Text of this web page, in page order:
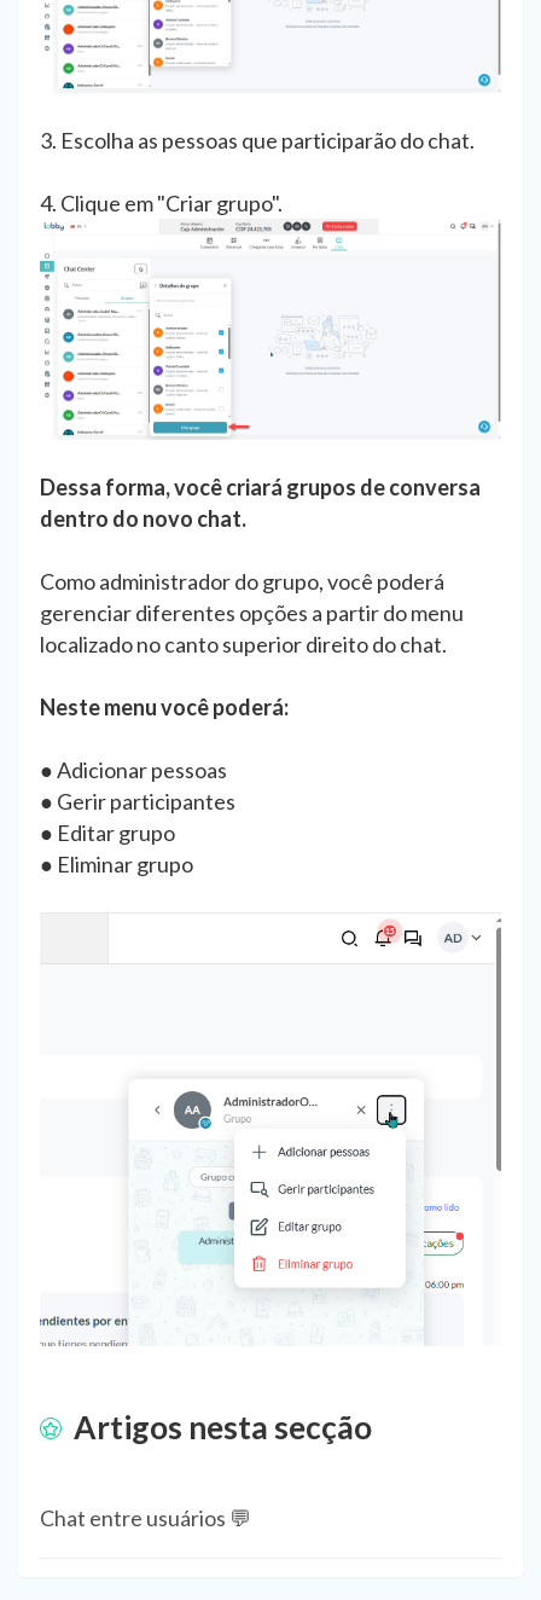
3. Escolha as pessoas que participarão do chat.
4. Clique em "Criar grupo".
Dessa forma, você criará grupos de conversa
dentro do novo chat.
Como administrador do grupo, você poderá
gerenciar diferentes opções a partir do menu
localizado no canto superior direito do chat.
Neste menu você poderá:
● Adicionar pessoas
● Gerir participantes
● Editar grupo
● Eliminar grupo
Artigos nesta secção
Chat entre usuários 💬